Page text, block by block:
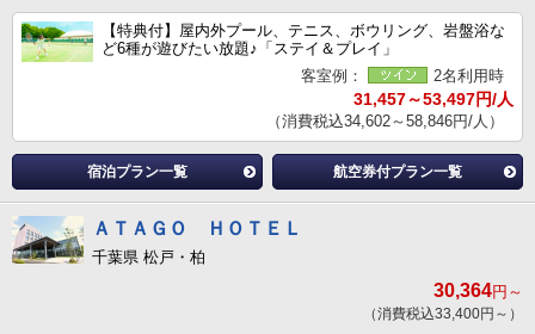
【特典付】屋内外プール、テニス、ボウリング、岩盤浴な
ど6種が遊びたい放題♪「ステイ＆プレイ」
客室例：
2名利用時
31,457～53,497円/人
（消費税込34,602～58,846円/人）
宿泊プラン一覧 航空券付プラン一覧
ＡＴＡＧＯ ＨＯＴＥＬ
千葉県 松戸・柏
30,364円～
（消費税込33,400円～）